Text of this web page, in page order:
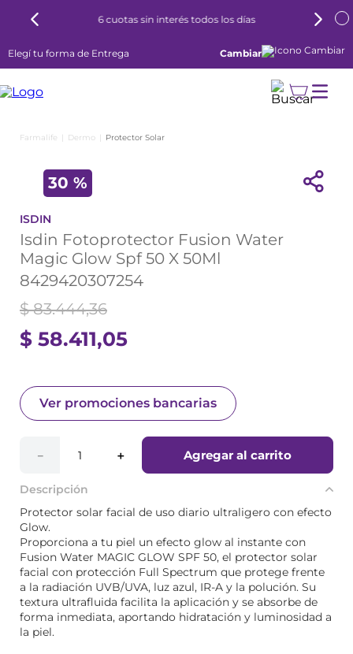
6 cuotas sin interés todos los días
Elegí tu forma de Entrega Cambiar
Dermo Protector Solar
30 %
ISDIN
Isdin Fotoprotector Fusion Water
Magic Glow Spf 50 X 50Ml
8429420307254
$ 58.411,05
$ 83.444,36
Ver promociones bancarias
＋
－ Agregar al carrito
Descripción
Protector solar facial de uso diario ultraligero con efecto
Glow.
Proporciona a tu piel un efecto glow al instante con
Fusion Water MAGIC GLOW SPF 50, el protector solar
facial con protección Full Spectrum que protege frente
a la radiación UVB/UVA, luz azul, IR-A y la polución. Su
textura ultrafluida facilita la aplicación y se absorbe de
forma inmediata, aportando hidratación y luminosidad a
la piel.